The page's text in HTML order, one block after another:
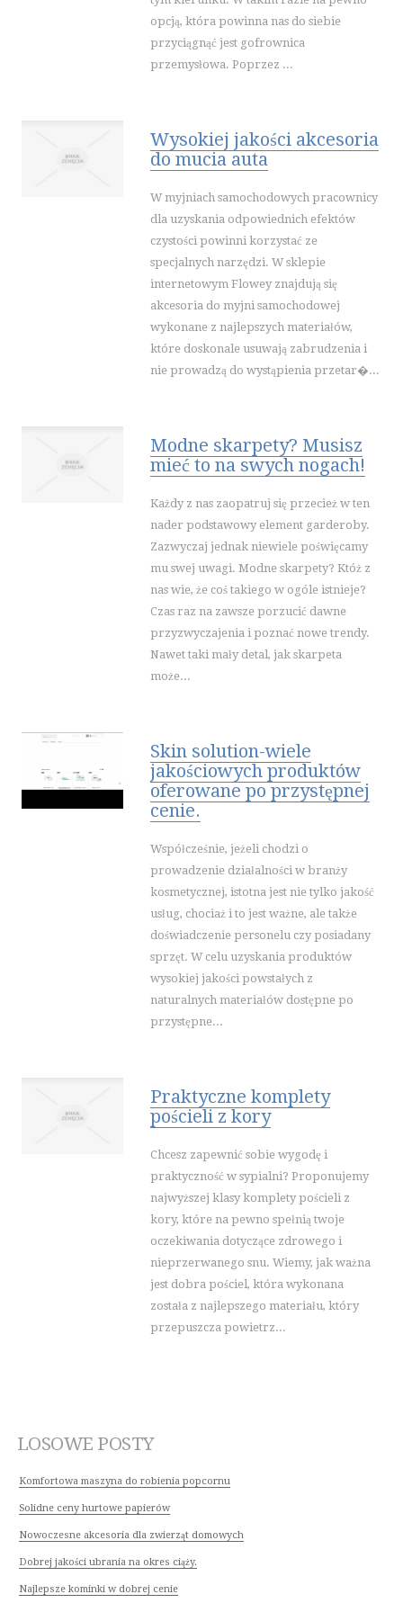
INNE AGENCJE
SPORT
IMPREZY INTEGRACYJNE
PRZEMYSŁ
RESTAURACJE, CATERING
FOTOGRAFIA
ADWOKACI, PORADY PRAWNE
ŚLUB I WESELE
SPRZĄTANIE, PORZĄDKOWANIE
SERWIS
HOTELE I NOCLEGI
PODRÓŻE
WDZIĘK
DIETETYKA, ODCHUDZANIE
KOSMETYKI
SALONY KOSMETYCZNE
SPRZĘT MEDYCZNY
SOFTWARE
KONTAKT
opcją, która powinna nas do siebie
przyciągnąć jest gofrownica
przemysłowa. Poprzez ...
Wysokiej jakości akcesoria
do mucia auta
W myjniach samochodowych pracownicy
dla uzyskania odpowiednich efektów
czystości powinni korzystać ze
specjalnych narzędzi. W sklepie
internetowym Flowey znajdują się
akcesoria do myjni samochodowej
wykonane z najlepszych materiałów,
które doskonale usuwają zabrudzenia i
nie prowadzą do wystąpienia przetar�...
Modne skarpety? Musisz
mieć to na swych nogach!
Każdy z nas zaopatruj się przecież w ten
nader podstawowy element garderoby.
Zazwyczaj jednak niewiele poświęcamy
mu swej uwagi. Modne skarpety? Któż z
nas wie, że coś takiego w ogóle istnieje?
Czas raz na zawsze porzucić dawne
przyzwyczajenia i poznać nowe trendy.
Nawet taki mały detal, jak skarpeta
może...
Skin solution-wiele
jakościowych produktów
oferowane po przystępnej
cenie.
Współcześnie, jeżeli chodzi o
prowadzenie działalności w branży
kosmetycznej, istotna jest nie tylko jakość
usług, chociaż i to jest ważne, ale także
doświadczenie personelu czy posiadany
sprzęt. W celu uzyskania produktów
wysokiej jakości powstałych z
naturalnych materiałów dostępne po
przystępne...
Praktyczne komplety
pościeli z kory
Chcesz zapewnić sobie wygodę i
praktyczność w sypialni? Proponujemy
najwyższej klasy komplety pościeli z
kory, które na pewno spełnią twoje
oczekiwania dotyczące zdrowego i
nieprzerwanego snu. Wiemy, jak ważna
jest dobra pościel, która wykonana
została z najlepszego materiału, który
przepuszcza powietrz...
LOSOWE POSTY
Komfortowa maszyna do robienia popcornu
Solidne ceny hurtowe papierów
Nowoczesne akcesoria dla zwierząt domowych
Dobrej jakości ubrania na okres ciąży.
Najlepsze kominki w dobrej cenie